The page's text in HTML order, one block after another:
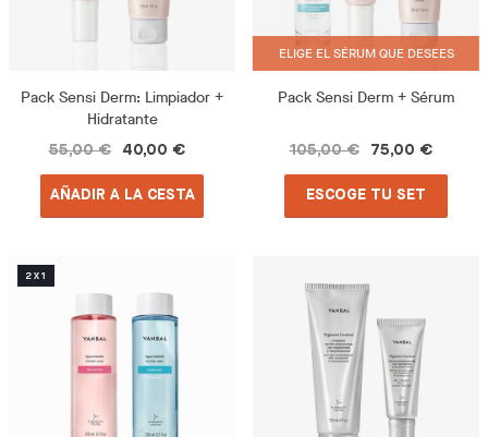
Pack Sensi Derm: Limpiador +
Hidratante
55,00 € 40,00 €
AÑADIR A LA CESTA
ELIGE EL SÉRUM QUE DESEES
Pack Sensi Derm + Sérum
105,00 € 75,00 €
ESCOGE TU SET